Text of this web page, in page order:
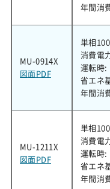
年間消
MU-0914X
図面PDF
単相
消費電
運転時:
省エネ
年間消
MU-1211X
図面PDF
単相
消費電
運転時:
省エネ
年間消